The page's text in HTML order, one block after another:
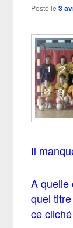
Posté le 3
Il
A quelle
quel
ce